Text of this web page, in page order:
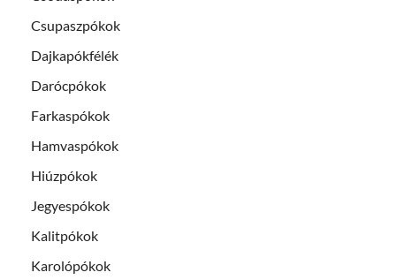
Csupaszpókok
Dajkapókfélék
Darócpókok
Farkaspókok
Hamvaspókok
Hiúzpókok
Jegyespókok
Kalitpókok
Karolópókok